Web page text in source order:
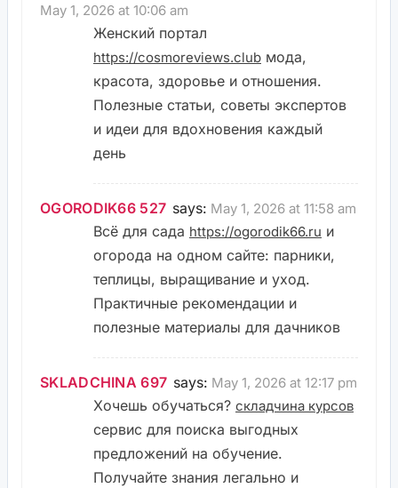
May 1, 2026 at 10:06 am
Женский портал
https://cosmoreviews.club мода,
красота, здоровье и отношения.
Полезные статьи, советы экспертов
и идеи для вдохновения каждый
день
OGORODIK66 527 says: May 1, 2026 at 11:58 am
Всё для сада https://ogorodik66.ru и
огорода на одном сайте: парники,
теплицы, выращивание и уход.
Практичные рекомендации и
полезные материалы для дачников
SKLADCHINA 697 says: May 1, 2026 at 12:17 pm
Хочешь обучаться? складчина курсов
сервис для поиска выгодных
предложений на обучение.
Получайте знания легально и